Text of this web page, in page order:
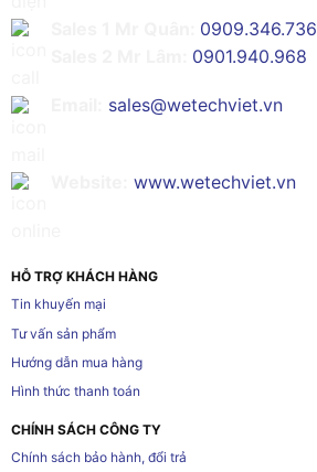
0909.346.736
0901.940.968
sales@wetechviet.vn
www.wetechviet.vn
HỖ TRỢ KHÁCH HÀNG
Tin khuyến mại
Tư vấn sản phẩm
Hướng dẫn mua hàng
Hình thức thanh toán
CHÍNH SÁCH CÔNG TY
Chính sách bảo hành, đổi trả